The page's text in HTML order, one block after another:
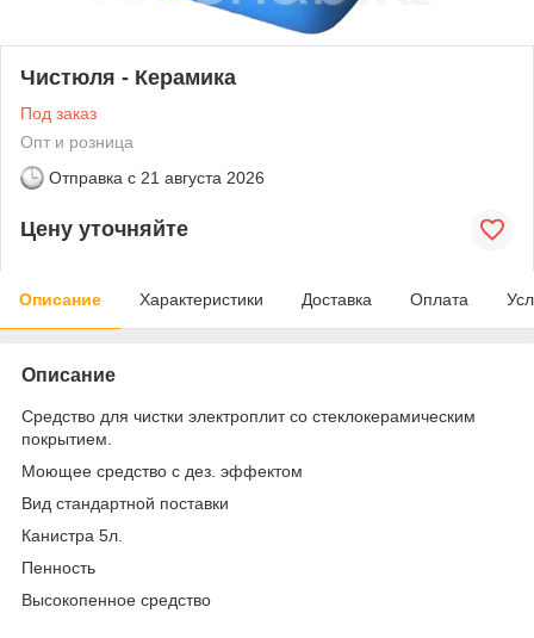
Чистюля - Керамика
Под заказ
Опт и розница
Отправка с 21 августа 2026
Цену уточняйте
Описание Характеристики Доставка Оплата
Описание
Средство для чистки электроплит со стеклокерамическим
покрытием.
Моющее средство с дез. эффектом
Вид стандартной поставки
Канистра 5л.
Пенность
Высокопенное средство